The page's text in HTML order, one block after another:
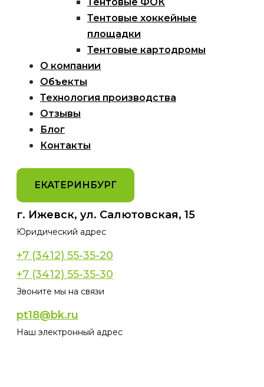
Тентовые хоккейные
площадки
Тентовые картодромы
О компании
Объекты
Технология производства
Отзывы
Блог
Контакты
ЕКАТЕРИНБУРГ
г. Ижевск, ул. Салютовская, 15
Юридический адрес
+7 (3412) 55-35-20
+7 (3412) 55-35-30
Звоните мы на связи
pt18@bk.ru
Наш электронный адрес